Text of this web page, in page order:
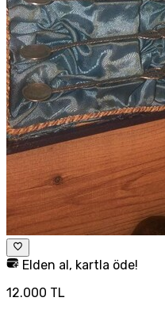
Elden al, kartla öde!
12.000 TL